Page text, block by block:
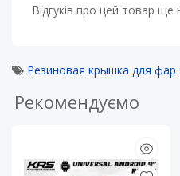
Відгуків про цей товар ще
Резиновая крышка для фар
Рекомендуємо